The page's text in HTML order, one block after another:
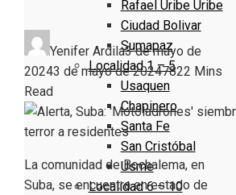
Rafael Uribe Uribe
Ciudad Bolivar
Sumapaz
Localidad 1 – 5
Usaquen
Chapinero
Santa Fe
San Cristóbal
Usme
Localidad 6 – 10
Yenifer Ardila3 de mayo de
20243 de mayo de 20247822 Mins
Read
La comunidad de Bochalema, en
Suba, se encuentra en estado de